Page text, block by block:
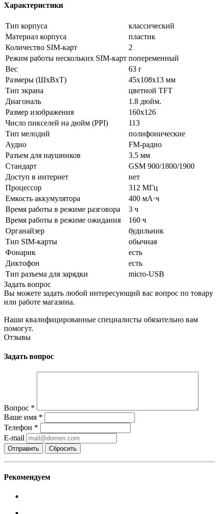
Характеристики
Тип корпуса
классический
Материал корпуса
пластик
Количество SIM-карт
2
Режим работы нескольких SIM-карт попеременный
Вес
63 г
Размеры (ШxВxТ)
45x108x13 мм
Тип экрана
цветной TFT
Диагональ
1.8 дюйм.
Размер изображения
160x126
Число пикселей на дюйм (PPI)
113
Тип мелодий
полифонические
Аудио
FM-радио
Разъем для наушников
3.5 мм
Стандарт
GSM 900/1800/1900
Доступ в интернет
нет
Процессор
312 МГц
Емкость аккумулятора
400 мА·ч
Время работы в режиме разговора
3 ч
Время работы в режиме ожидания
160 ч
Органайзер
будильник
Тип SIM-карты
обычная
Фонарик
есть
Диктофон
есть
Тип разъема для зарядки
micro-USB
Задать вопрос
Вы можете задать любой интересующий вас вопрос по товару
или работе магазина.
Наши квалифицированные специалисты обязательно вам
помогут.
Отзывы
Задать вопрос
Вопрос *
Ваше имя *
Телефон *
E-mail
Сбросить
Рекомендуем